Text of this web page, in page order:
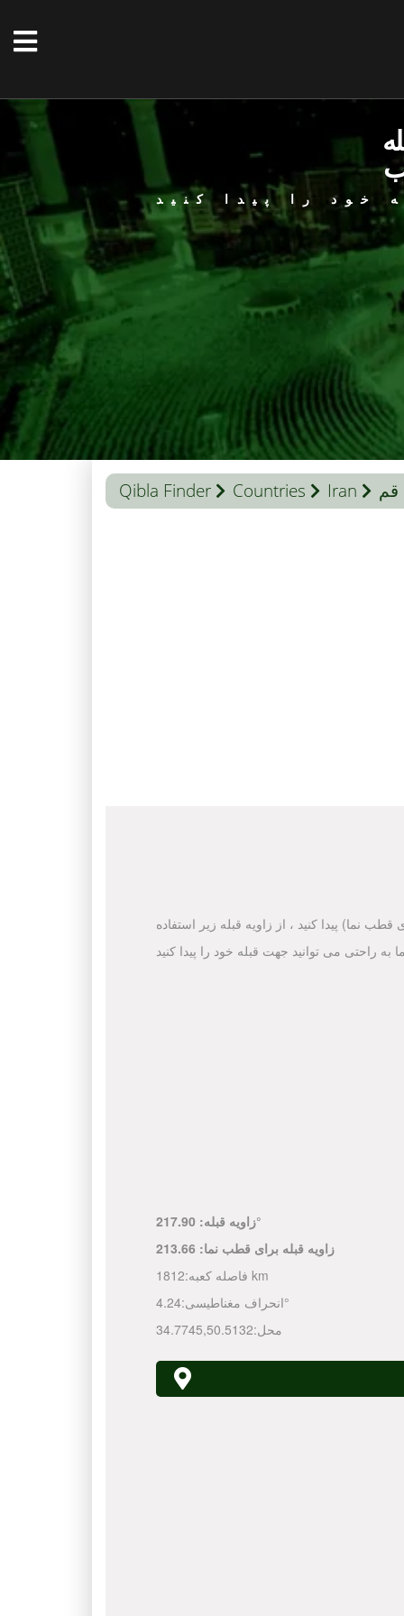
خود را پیدا کنید
Qibla Finder Countries Iran قم
نما) پیدا کنید ، از زاویه قبله زیر استفاده
راحتی می توانید جهت قبله خود را پیدا کنید
زاویه قبله:217.90°
زاویه قبله برای قطب نما: 213.66
فاصله کعبه: 1812 km
انحراف مغناطیسی:4.24°
محل:
34.7745,50.5132